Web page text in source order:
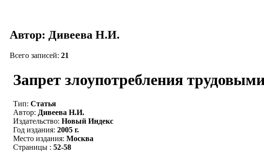
Автор: Дивеева Н.И.
Всего записей: 21
Запрет злоупотребления
Тип: Статья
Автор: Дивеева Н.И.
Издательство: Новый Индекс
Год издания: 2005 г.
Место издания: Москва
Страницы : 52-58